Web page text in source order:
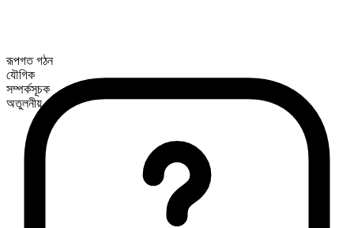
রূপগত গঠন
যৌগিক
সম্পর্কসূচক
অতুলনীয়